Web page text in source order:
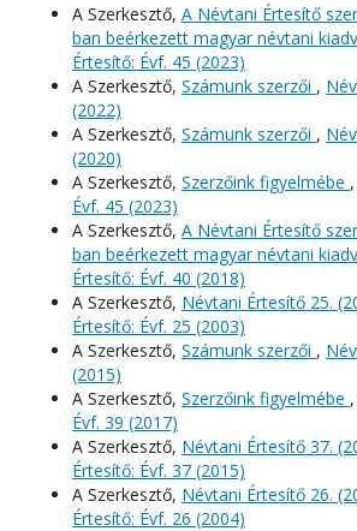
A Szerkesztő, A Névtani Értesítő
ban beérkezett magyar névtani
Értesítő: Évf. 45 (2023)
A Szerkesztő, Számunk szerzői ,
(2022)
A Szerkesztő, Számunk szerzői ,
(2020)
A Szerkesztő, Szerzőink figyelmébe ,
Évf. 45 (2023)
A Szerkesztő, A Névtani Értesítő
ban beérkezett magyar névtani
Értesítő: Évf. 40 (2018)
A Szerkesztő, Névtani Értesítő 25.
Értesítő: Évf. 25 (2003)
A Szerkesztő, Számunk szerzői ,
(2015)
A Szerkesztő, Szerzőink figyelmébe ,
Évf. 39 (2017)
A Szerkesztő, Névtani Értesítő 37.
Értesítő: Évf. 37 (2015)
A Szerkesztő, Névtani Értesítő 26.
Értesítő: Évf. 26 (2004)